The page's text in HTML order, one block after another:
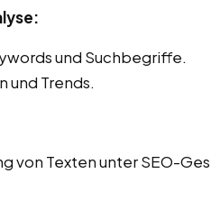
und Suchbegriffe.
und Trends.
von Texten unter SEO-